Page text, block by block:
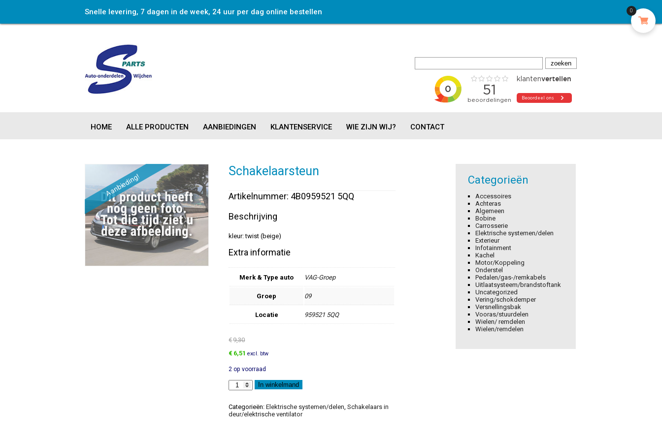
Snelle levering, 7 dagen in de week, 24 uur per dag online bestellen
HOME ALLE PRODUCTEN AANBIEDINGEN KLANTENSERVICE WIE ZIJN WIJ? CONTACT
Aanbieding!
Schakelaarsteun
Artikelnummer: 4B0959521 5QQ
Beschrijving
kleur: twist (beige)
Extra informatie
Merk & Type auto VAG-Groep
Groep 09
Locatie 959521 5QQ
€9,30
Oorspronkelijke
was:
€9,30.
€ 6,51 Huidige
is:
€6,51.
excl. btw
2 op voorraad
Schakelaarsteun
aantal
In winkelmand
Categorieën:Elektrische systemen/delen ,Schakelaars in
deur/elektrische ventilator
Categorieën
Accessoires
Achteras
Algemeen
Bobine
Carrosserie
Elektrische systemen/delen
Exterieur
Infotainment
Kachel
Motor/Koppeling
Onderstel
Pedalen/gas-/remkabels
Uitlaatsysteem/brandstoftank
Uncategorized
Vering/schokdemper
Versnellingsbak
Vooras/stuurdelen
Wielen/ remdelen
Wielen/remdelen
0